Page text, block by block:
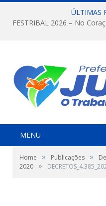
ÚLTIMAS
MENU
Home » Publicações »
2020 »